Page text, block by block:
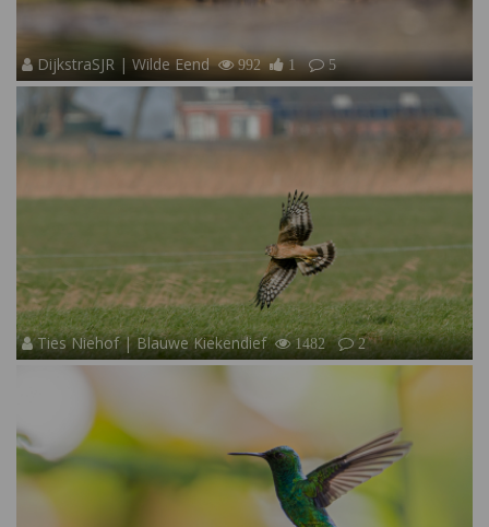
DijkstraSJR | Wilde Eend 992 1 5
Ties Niehof | Blauwe Kiekendief 1482 2